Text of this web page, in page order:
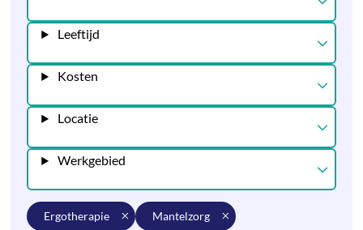
Leeftijd
Kosten
Locatie
Werkgebied
ergotherapie mantelzorg